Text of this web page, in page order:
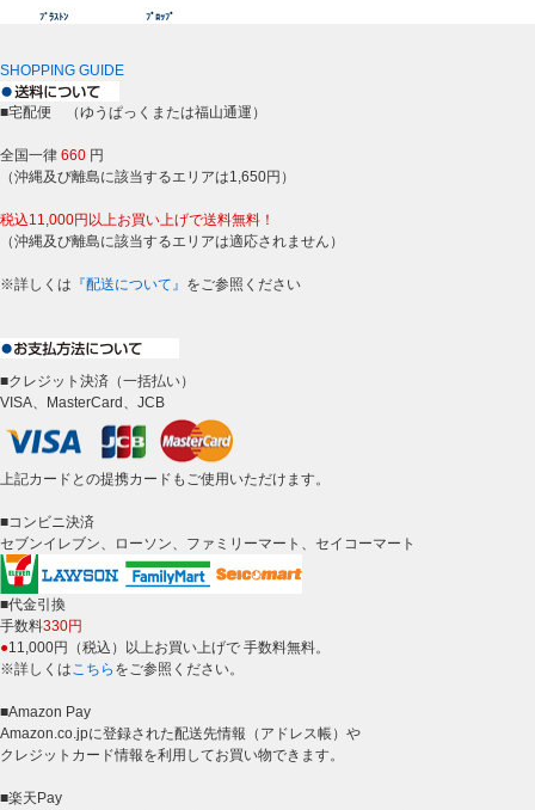
ﾌﾞﾗｽﾄﾝ ﾌﾟﾛｯﾌﾟ
SHOPPING GUIDE
■宅配便 （ゆうぱっくまたは福山通運）
全国一律 660 円
（沖縄及び離島に該当するエリアは1,650円）
税込11,000円以上お買い上げで送料無料！
（沖縄及び離島に該当するエリアは適応されません）
※詳しくは 『配送について』 をご参照ください
■クレジット決済（一括払い）
VISA、MasterCard、JCB
上記カードとの提携カードもご使用いただけます。
■コンビニ決済
セブンイレブン、ローソン、ファミリーマート、セイコーマート
■代金引換
手数料330円
●11,000円（税込）以上お買い上げで 手数料無料。
※詳しくはこちら をご参照ください。
■Amazon Pay
Amazon.co.jpに登録された配送先情報（アドレス帳）や
クレジットカード情報を利用してお買い物できます。
■楽天Pay